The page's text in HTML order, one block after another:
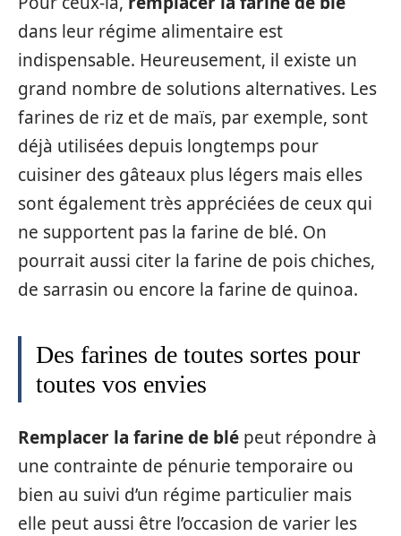
dans leur régime alimentaire est
indispensable. Heureusement, il existe un
grand nombre de solutions alternatives. Les
farines de riz et de maïs, par exemple, sont
déjà utilisées depuis longtemps pour
cuisiner des gâteaux plus légers mais elles
sont également très appréciées de ceux qui
ne supportent pas la farine de blé. On
pourrait aussi citer la farine de pois chiches,
de sarrasin ou encore la farine de quinoa.
Des farines de toutes sortes pour
toutes vos envies
Remplacer la farine de blé peut répondre à
une contrainte de pénurie temporaire ou
bien au suivi d’un régime particulier mais
elle peut aussi être l’occasion de varier les